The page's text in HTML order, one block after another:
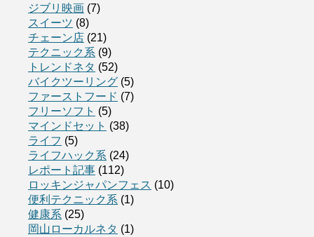
ジブリ映画 (7)
スイーツ (8)
チェーン店 (21)
テクニック系 (9)
トレンドネタ (52)
バイクツーリング (5)
ファーストフード (7)
フリーソフト (5)
マインドセット (38)
ライフ (5)
ライフハック系 (24)
レポート記事 (112)
ロッキンジャパンフェス (10)
便利テクニック系 (1)
健康系 (25)
岡山ローカルネタ (1)